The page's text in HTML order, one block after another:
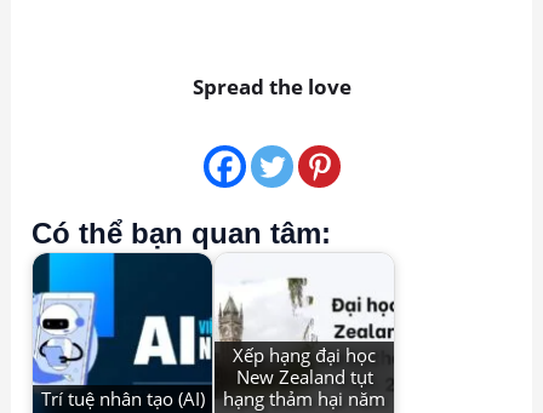
Spread the love
Có thể bạn quan tâm:
Trí tuệ nhân tạo (AI)
Xếp hạng đại học
New Zealand tụt
hạng thảm hại năm